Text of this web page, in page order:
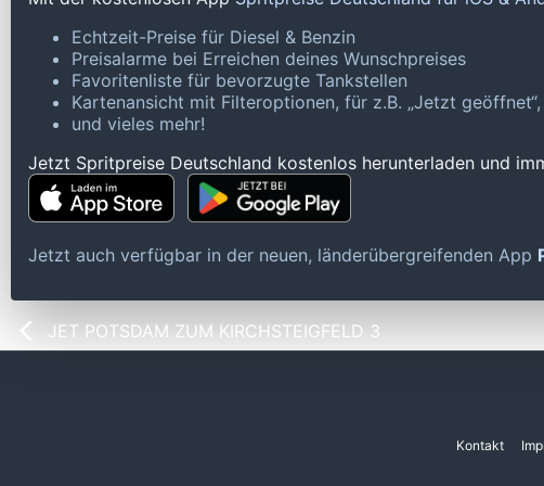
Echtzeit-Preise für Diesel & Benzin
Preisalarme bei Erreichen deines Wunschpreises
Favoritenliste für bevorzugte Tankstellen
Kartenansicht mit Filteroptionen, für z.B. „Jetzt
und vieles mehr!
Jetzt Spritpreise Deutschland kostenlos herunterladen und
Jetzt auch verfügbar in der neuen, länderübergreifenden App
JET POTSDAM ZUM KIRCHSTEIGFELD 3
Kontakt